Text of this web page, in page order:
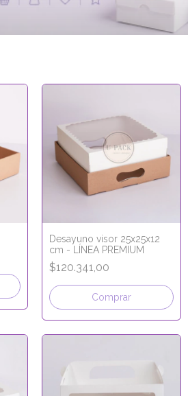
Desayuno visor 25x25x12
cm - LÍNEA PREMIUM
$120.341,00
Comprar